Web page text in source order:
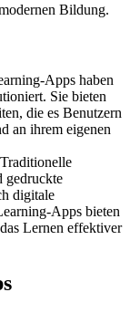
Bildung.
Apps haben
Sie bieten
die es Benutzern
an ihrem eigenen
gedruckte
digitale
Apps bieten
Lernen effektiver